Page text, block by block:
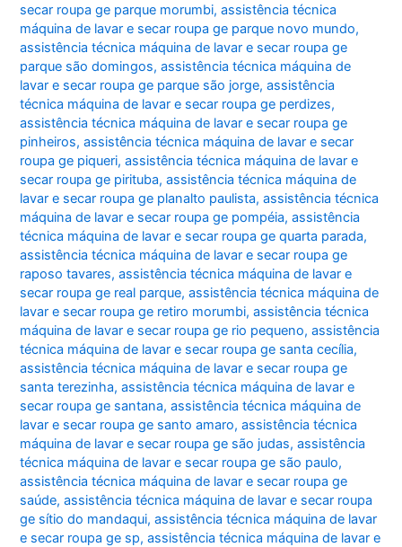
secar roupa ge parque morumbi,assistência técnica
máquina de lavar e secar roupa ge parque novo mundo,
assistência técnica máquina de lavar e secar roupa ge
parque são domingos,assistência técnica máquina de
lavar e secar roupa ge parque são jorge,assistência
técnica máquina de lavar e secar roupa ge perdizes,
assistência técnica máquina de lavar e secar roupa ge
pinheiros,assistência técnica máquina de lavar e secar
roupa ge piqueri,assistência técnica máquina de lavar e
secar roupa ge pirituba,assistência técnica máquina de
lavar e secar roupa ge planalto paulista,assistência técnica
máquina de lavar e secar roupa ge pompéia,assistência
técnica máquina de lavar e secar roupa ge quarta parada,
assistência técnica máquina de lavar e secar roupa ge
raposo tavares,assistência técnica máquina de lavar e
secar roupa ge real parque,assistência técnica máquina de
lavar e secar roupa ge retiro morumbi,assistência técnica
máquina de lavar e secar roupa ge rio pequeno,assistência
técnica máquina de lavar e secar roupa ge santa cecília,
assistência técnica máquina de lavar e secar roupa ge
santa terezinha,assistência técnica máquina de lavar e
secar roupa ge santana,assistência técnica máquina de
lavar e secar roupa ge santo amaro,assistência técnica
máquina de lavar e secar roupa ge são judas,assistência
técnica máquina de lavar e secar roupa ge são paulo,
assistência técnica máquina de lavar e secar roupa ge
saúde,assistência técnica máquina de lavar e secar roupa
ge sítio do mandaqui,assistência técnica máquina de lavar
e secar roupa ge sp,assistência técnica máquina de lavar e